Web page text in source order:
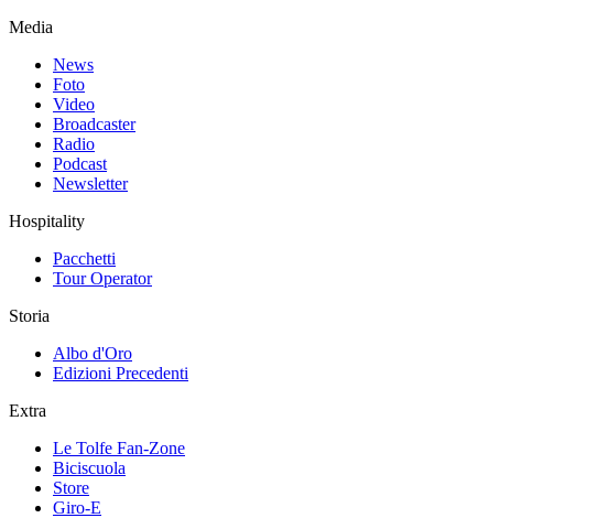
Media
News
Foto
Video
Broadcaster
Radio
Podcast
Newsletter
Hospitality
Pacchetti
Tour Operator
Storia
Albo d'Oro
Edizioni Precedenti
Extra
Le Tolfe Fan-Zone
Biciscuola
Store
Giro-E